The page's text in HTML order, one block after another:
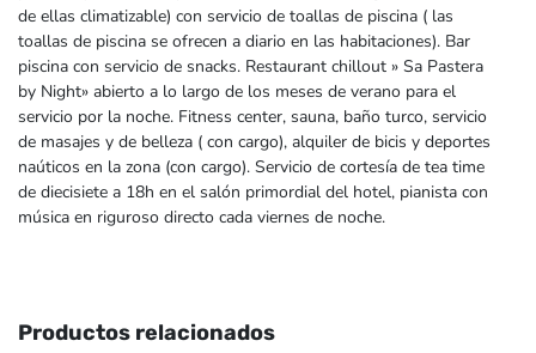
de ellas climatizable) con servicio de toallas de piscina ( las
toallas de piscina se ofrecen a diario en las habitaciones). Bar
piscina con servicio de snacks. Restaurant chillout » Sa Pastera
by Night» abierto a lo largo de los meses de verano para el
servicio por la noche. Fitness center, sauna, baño turco, servicio
de masajes y de belleza ( con cargo), alquiler de bicis y deportes
naúticos en la zona (con cargo). Servicio de cortesía de tea time
de diecisiete a 18h en el salón primordial del hotel, pianista con
música en riguroso directo cada viernes de noche.
Productos relacionados